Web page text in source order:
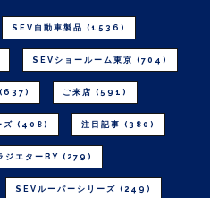
SEV自動車製品 (1536)
SEVショールーム東京 (704)
(637) ご来店 (591)
ズ (408) 注目記事 (380)
ジエターBY (279)
SEVルーパーシリーズ (249)